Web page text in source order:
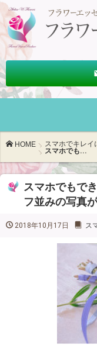
HOME
スマホでキレ
スマホでも...
スマホでもで
フ並みの写真
2018年10月17日 ス